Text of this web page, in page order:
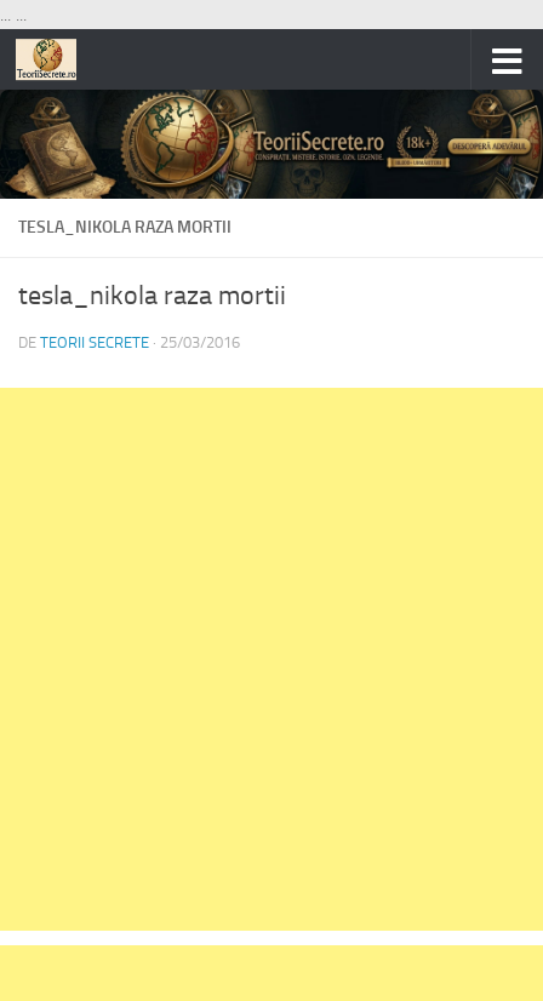
... ...
Skip to content
TESLA_NIKOLA RAZA MORTII
tesla_nikola raza mortii
DE TEORII SECRETE · 25/03/2016